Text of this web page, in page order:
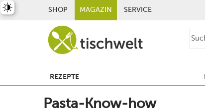
SHOP MAGAZIN SERVICE
REZEPTE
Pasta-Know-how
umschalten